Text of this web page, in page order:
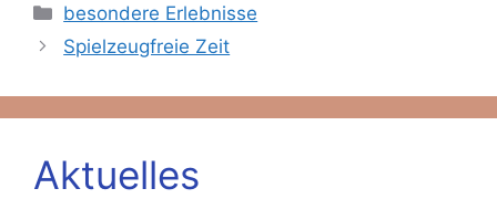
Kategorien
besondere Erlebnisse
Spielzeugfreie Zeit
Aktuelles